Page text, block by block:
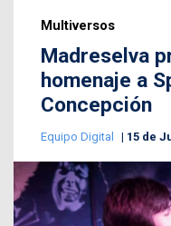
Multiversos
Madreselva
homenaje a
Concepción
Equipo Digital 15 de